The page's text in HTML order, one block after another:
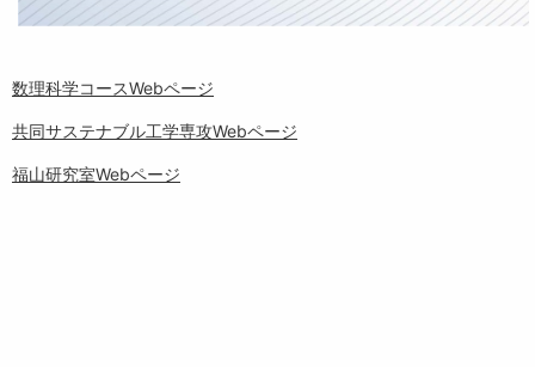
数理科学コースWebページ
共同サステナブル工学専攻Webページ
福山研究室Webページ